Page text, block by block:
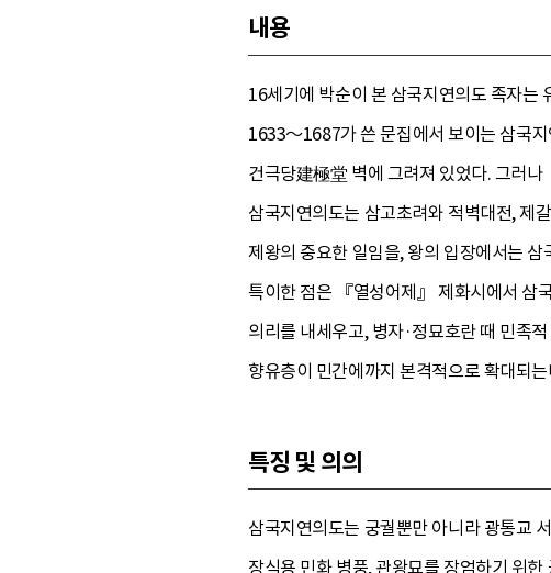
내용
16세기에 박순이 본 삼국지연의도 족자는
1633～1687가 쓴 문집에서 보이는 삼국
건극당建極堂 벽에 그려져 있었다. 그러
삼국지연의도는 삼고초려와 적벽대전, 제
제왕의 중요한 일임을, 왕의 입장에서는
특이한 점은 『열성어제』 제화시에서 삼
의리를 내세우고, 병자·정묘호란 때 민족
향유층이 민간에까지 본격적으로 확대되
특징 및 의의
삼국지연의도는 궁궐뿐만 아니라 광통교